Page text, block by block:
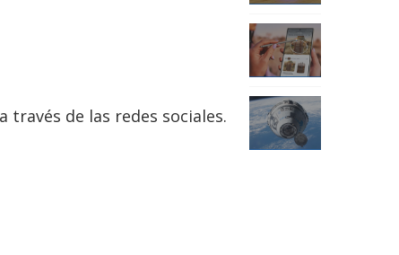
través de las redes sociales.